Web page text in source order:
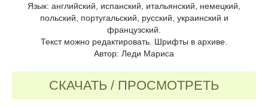
Язык: английский, испанский, итальянский, немецкий,
польский, португальский, русский, украинский и
французский.
Текст можно редактировать. Шрифты в архиве.
Автор: Леди Мариса
СКАЧАТЬ / ПРОСМОТРЕТЬ